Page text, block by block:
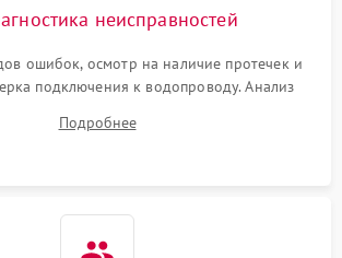
неисправностей
ошибок, осмотр на наличие протечек и
подключения к водопроводу. Анализ
отсутствие слива, нагрева, вращения
или срабатывание системы защиты
Подробнее